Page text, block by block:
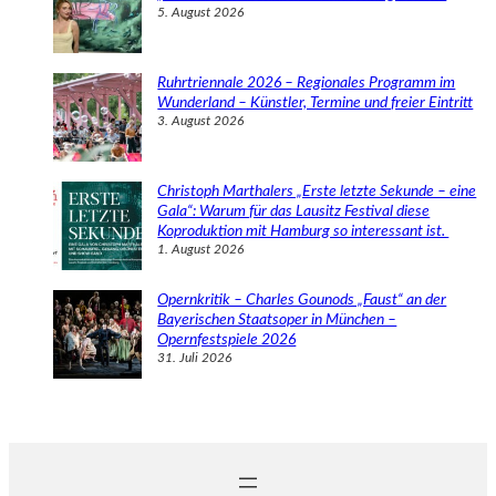
5. August 2026
Ruhrtriennale 2026 – Regionales Programm im
Wunderland – Künstler, Termine und freier Eintritt
3. August 2026
Christoph Marthalers „Erste letzte Sekunde – eine
Gala“: Warum für das Lausitz Festival diese
Koproduktion mit Hamburg so interessant ist.
1. August 2026
Opernkritik – Charles Gounods „Faust“ an der
Bayerischen Staatsoper in München –
Opernfestspiele 2026
31. Juli 2026